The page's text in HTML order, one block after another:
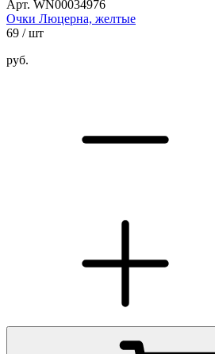
Арт. WN00034976
Очки Люцерна, желтые
69 / шт
руб.